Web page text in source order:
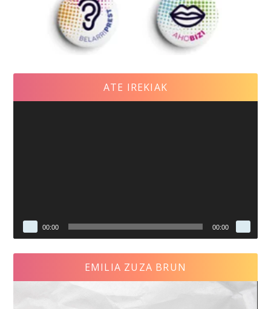
ATE IREKIAK
00:00 00:00
EMILIA ZUZA BRUN